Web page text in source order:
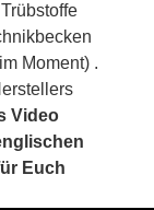
Moment) .
Video
Euch